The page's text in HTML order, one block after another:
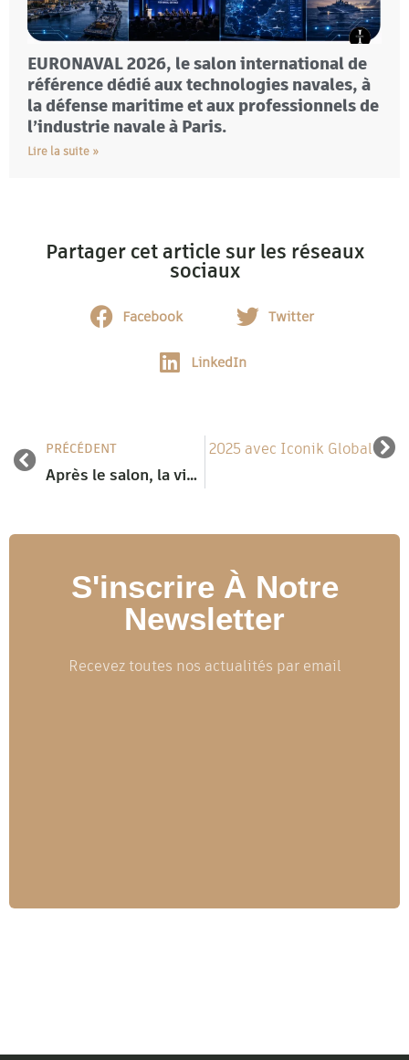
EURONAVAL 2026, le salon international de
référence dédié aux technologies navales, à
la défense maritime et aux professionnels de
l’industrie navale à Paris.
Lire la suite »
Partager cet article sur les réseaux
sociaux
Facebook Twitter
LinkedIn
PRÉCÉDENT
Après le salon, la vie continue : la réutilisation des stands par Iconik Global
de Demain au SIMI 2025 avec Iconik Global
S'inscrire À Notre
Newsletter
Recevez toutes nos actualités par email